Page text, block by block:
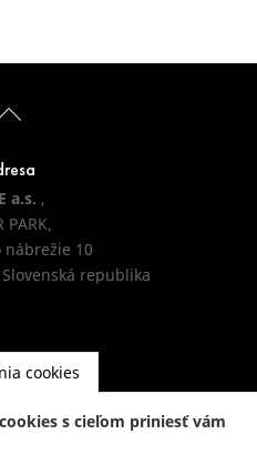
a.s. ,
PARK,
nábrežie 10
republika
cookies
s cieľom priniesť vám